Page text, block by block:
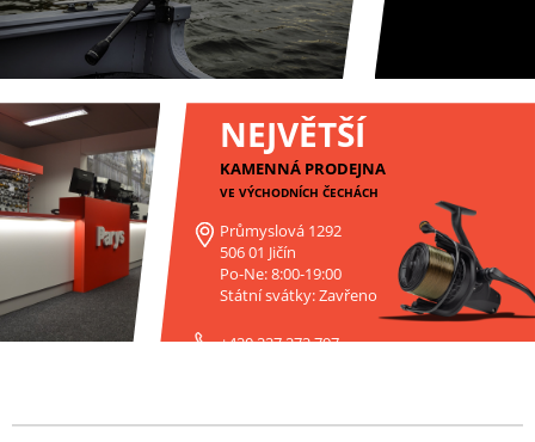
NEJVĚTŠÍ
KAMENNÁ PRODEJNA
VE VÝCHODNÍCH ČECHÁCH
Průmyslová 1292
506 01 Jičín
Po-Ne: 8:00-19:00
Státní svátky: Zavřeno
+420 227 272 797